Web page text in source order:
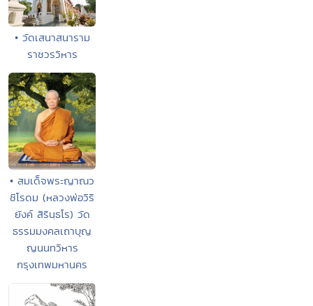
• วัดเสนาสนาราม
ราชวรวิหาร
• สมเด็จพระญาณว
ชิโรดม (หลวงพ่อวิริ
ยังค์ สิรินฺธโร) วัด
ธรรมมงคลเถาบุญ
ญนนทวิหาร
กรุงเทพมหานคร